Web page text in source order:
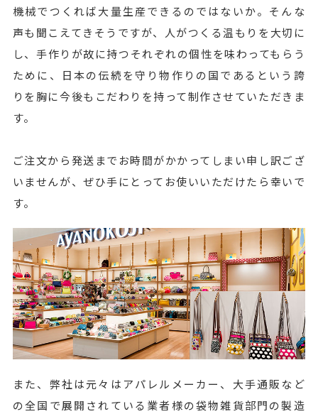
機械でつくれば大量生産できるのではないか。そんな
声も聞こえてきそうですが、人がつくる温もりを大切に
し、手作りが故に持つそれぞれの個性を味わってもらう
ために、日本の伝続を守り物作りの国であるという誇
りを胸に今後もこだわりを持って制作させていただきま
す。
ご注文から発送までお時間がかかってしまい申し訳ござ
いませんが、ぜひ手にとってお使いいただけたら幸いで
す。
また、弊社は元々はアパレルメーカー、大手通販など
の全国で展開されている業者様の袋物雑貨部門の製造